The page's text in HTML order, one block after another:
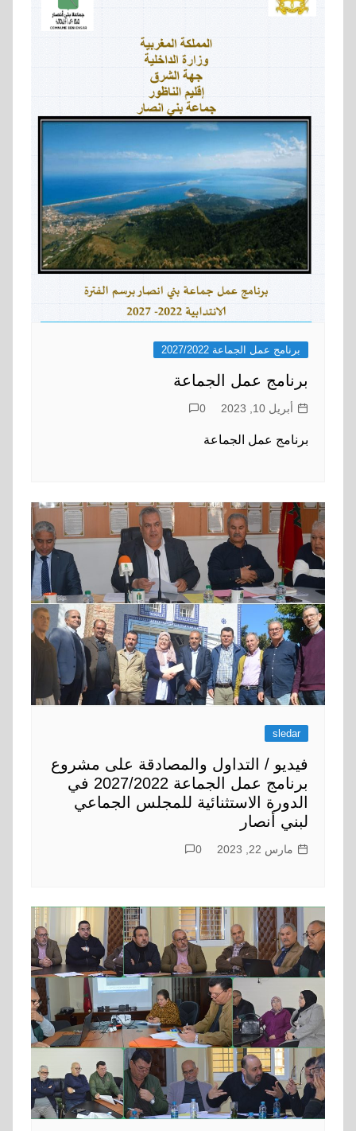
برنامج عمل الجماعة 2027/2022
برنامج عمل الجماعة
أبريل 10, 2023 0
برنامج عمل الجماعة
sledar
فيديو / التداول والمصادقة على مشروع
برنامج عمل الجماعة 2027/2022 في
الدورة الاستثنائية للمجلس الجماعي
لبني أنصار
مارس 22, 2023 0